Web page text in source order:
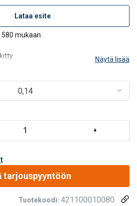
Lataa esite
mukaan.
niiden tulee olla samassa
välinen kulma saa olla
Näytä lisää
0,14
tarjouspyyntöön
Tuotekoodi: 421100010080